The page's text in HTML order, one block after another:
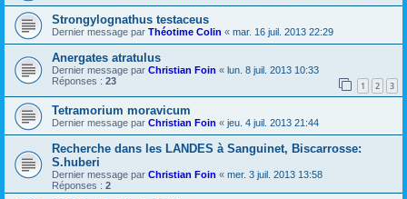
Strongylognathus testaceus
Dernier message par Théotime Colin « mar. 16 juil. 2013 22:29
Anergates atratulus
Dernier message par Christian Foin « lun. 8 juil. 2013 10:33
Réponses : 23 1 2 3
Tetramorium moravicum
Dernier message par Christian Foin « jeu. 4 juil. 2013 21:44
Recherche dans les LANDES à Sanguinet, Biscarrosse:
S.huberi
Dernier message par Christian Foin « mer. 3 juil. 2013 13:58
Réponses : 2